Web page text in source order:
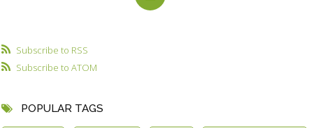
Subscribe to RSS
Subscribe to ATOM
POPULAR TAGS